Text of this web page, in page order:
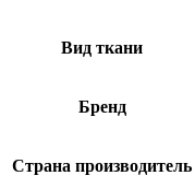
Вид ткани
Бренд
Страна производитель